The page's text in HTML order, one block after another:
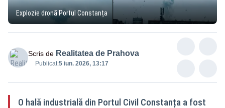
Explozie dronă Portul Constanța
Scris de Realitatea de Prahova
Publicat:5 iun. 2026, 13:17
O hală industrială din Portul Civil Constanța a fost